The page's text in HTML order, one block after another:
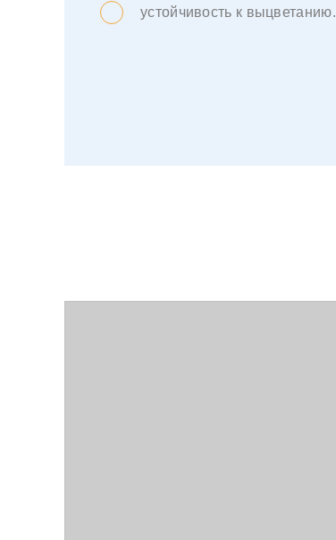
устойчивость к выцветанию.